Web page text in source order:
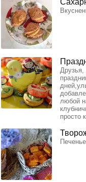
любой
просто